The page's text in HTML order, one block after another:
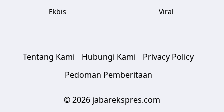
Ekbis
Viral
Tentang Kami Hubungi Kami
Privacy Policy
Pedoman Pemberitaan
© 2026 jabarekspres.com